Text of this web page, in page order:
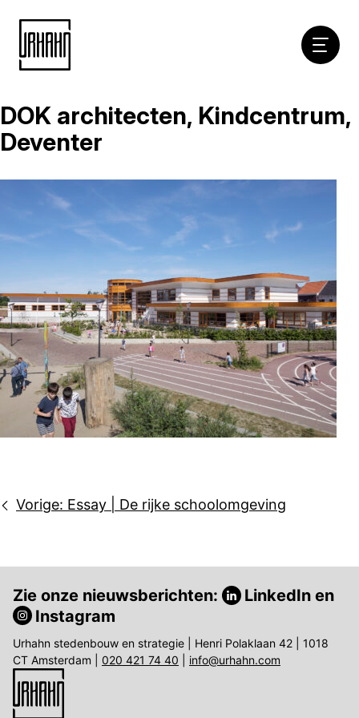
Naar
inhoud
DOK architecten, Kindcentrum,
Deventer
Bericht
Vorige: Essay | De rijke schoolomgeving
Zie onze nieuwsberichten: LinkedIn en
Instagram
Urhahn stedenbouw en strategie | Henri Polaklaan 42 | 1018
CT Amsterdam | 020 421 74 40 info@urhahn.com